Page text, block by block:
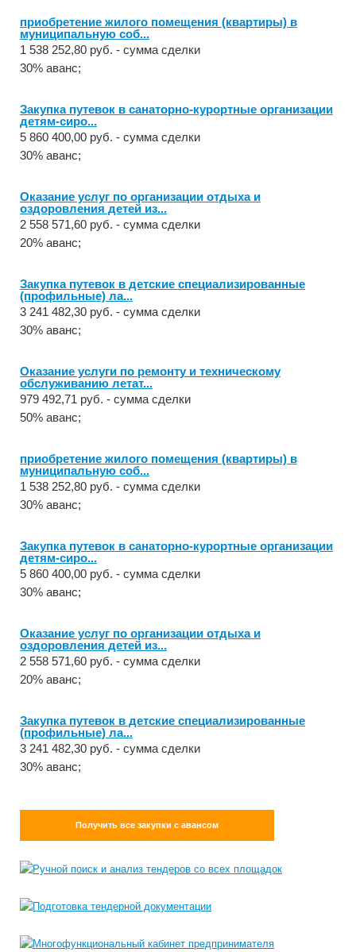
приобретение жилого помещения (квартиры) в
муниципальную соб...
1 538 252,80 руб. - сумма сделки
30% аванс;
Закупка путевок в санаторно-курортные организации
детям-сиро...
5 860 400,00 руб. - сумма сделки
30% аванс;
Оказание услуг по организации отдыха и
оздоровления детей из...
2 558 571,60 руб. - сумма сделки
20% аванс;
Закупка путевок в детские специализированные
(профильные) ла...
3 241 482,30 руб. - сумма сделки
30% аванс;
Оказание услуги по ремонту и техническому
обслуживанию летат...
979 492,71 руб. - сумма сделки
50% аванс;
приобретение жилого помещения (квартиры) в
муниципальную соб...
1 538 252,80 руб. - сумма сделки
30% аванс;
Закупка путевок в санаторно-курортные организации
детям-сиро...
5 860 400,00 руб. - сумма сделки
30% аванс;
Оказание услуг по организации отдыха и
оздоровления детей из...
2 558 571,60 руб. - сумма сделки
20% аванс;
Закупка путевок в детские специализированные
(профильные) ла...
3 241 482,30 руб. - сумма сделки
30% аванс;
Получить все закупки с авансом